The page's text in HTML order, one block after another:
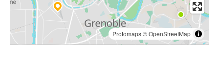
Protomaps©OpenStreetMap